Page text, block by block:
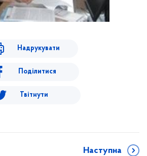
Надрукувати
Поділитися
Твітнути
Наступна